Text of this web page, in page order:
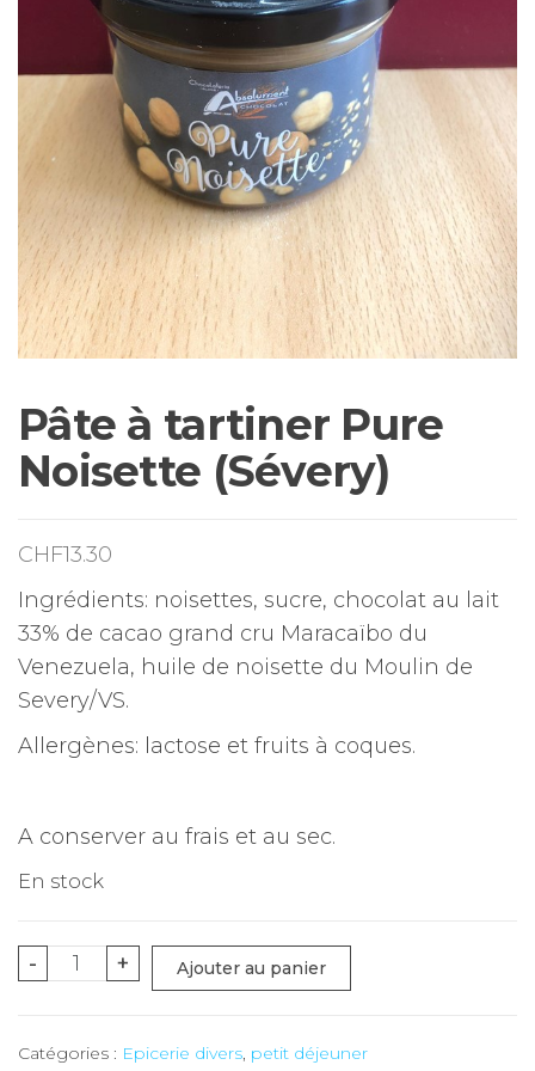
Pâte à tartiner Pure
Noisette (Sévery)
CHF13.30
Ingrédients: noisettes, sucre, chocolat au lait
33% de cacao grand cru Maracaïbo du
Venezuela, huile de noisette du Moulin de
Severy/VS.
Allergènes: lactose et fruits à coques.
A conserver au frais et au sec.
En stock
-
quantité
à
+ Ajouter au panier
Catégories : Epicerie divers, petit déjeuner